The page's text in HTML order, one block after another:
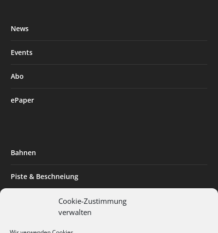
Cookie-Zustimmung
verwalten
News
Events
Abo
ePaper
Bahnen
Piste & Beschneiung